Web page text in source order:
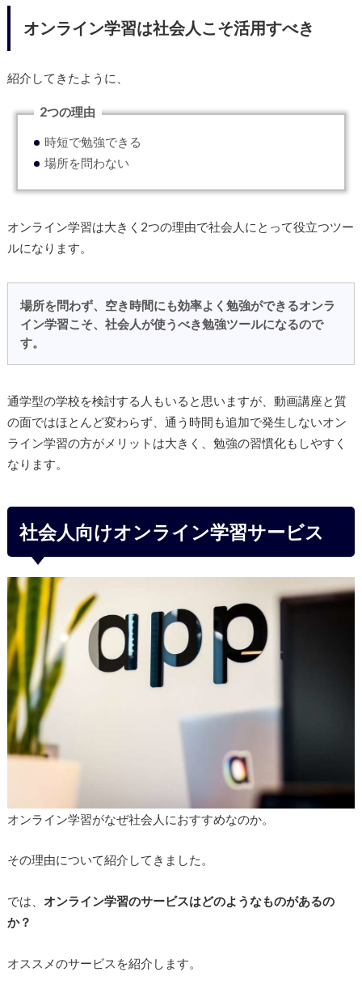
オンライン学習は社会人こそ活用すべき
紹介してきたように、
2つの理由
時短で勉強できる
場所を問わない
オンライン学習は大きく2つの理由で社会人にとって役立つツー
ルになります。
場所を問わず、空き時間にも効率よく勉強ができるオンラ
イン学習こそ、社会人が使うべき勉強ツールになるので
す。
通学型の学校を検討する人もいると思いますが、動画講座と質
の面ではほとんど変わらず、通う時間も追加で発生しないオン
ライン学習の方がメリットは大きく、勉強の習慣化もしやすく
なります。
社会人向けオンライン学習サービス
オンライン学習がなぜ社会人におすすめなのか。
その理由について紹介してきました。
では、 オンライン学習のサービスはどのようなものがあるの
か？
オススメのサービスを紹介します。